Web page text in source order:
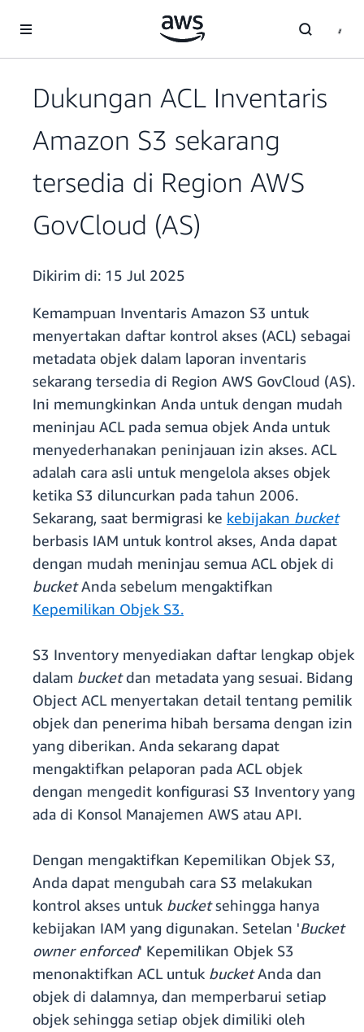
Dukungan ACL Inventaris
Amazon S3 sekarang
tersedia di Region AWS
GovCloud (AS)
Dikirim di: 15 Jul 2025
Kemampuan Inventaris Amazon S3 untuk
menyertakan daftar kontrol akses (ACL) sebagai
metadata objek dalam laporan inventaris
sekarang tersedia di Region AWS GovCloud (AS).
Ini memungkinkan Anda untuk dengan mudah
meninjau ACL pada semua objek Anda untuk
menyederhanakan peninjauan izin akses. ACL
adalah cara asli untuk mengelola akses objek
ketika S3 diluncurkan pada tahun 2006.
Sekarang, saat bermigrasi ke kebijakan bucket
berbasis IAM untuk kontrol akses, Anda dapat
dengan mudah meninjau semua ACL objek di
bucketAnda sebelum mengaktifkan
Kepemilikan Objek S3.
S3 Inventory menyediakan daftar lengkap objek
dalam bucketdan metadata yang sesuai. Bidang
Object ACL menyertakan detail tentang pemilik
objek dan penerima hibah bersama dengan izin
yang diberikan. Anda sekarang dapat
mengaktifkan pelaporan pada ACL objek
dengan mengedit konfigurasi S3 Inventory yang
ada di Konsol Manajemen AWS atau API.
Dengan mengaktifkan Kepemilikan Objek S3,
Anda dapat mengubah cara S3 melakukan
kontrol akses untuk bucketsehingga hanya
kebijakan IAM yang digunakan. Setelan 'Bucket
owner enforced' Kepemilikan Objek S3
menonaktifkan ACL untuk bucketAnda dan
objek di dalamnya, dan memperbarui setiap
objek sehingga setiap objek dimiliki oleh